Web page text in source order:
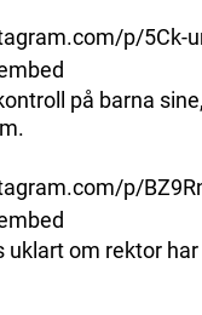
p/5Ck-
på barna
p/
uklart om rektor